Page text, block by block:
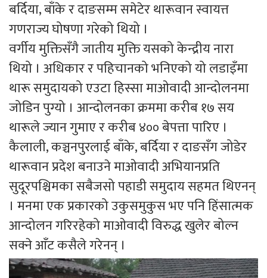
बर्दिया, बाँके र दाङसम्म समेटेर थारूवान स्वायत्त
गणराज्य घोषणा गरेको थियो ।
वर्गीय मुक्तिसँगै जातीय मुक्ति यसको केन्द्रीय नारा
थियो । अधिकार र पहिचानको भनिएको यो लडाइँमा
थारू समुदायको एउटा हिस्सा माओवादी आन्दोलनमा
जोडिन पुग्यो । आन्दोलनका क्रममा करीब १७ सय
थारूले ज्यान गुमाए र करीब ४०० बेपत्ता पारिए ।
कैलाली, कञ्चनपुरलाई बाँके, बर्दिया र दाङसँग जोडेर
थारूवान प्रदेश बनाउने माओवादी अभियानप्रति
सुदूरपश्चिमका सबैजसो पहाडी समुदाय सहमत थिएनन्
। मनमा एक प्रकारको उकुसमुकुस भए पनि हिंसात्मक
आन्दोलन गरिरहेको माओवादी विरुद्ध खुलेर बोल्न
सक्ने आँट कसैले गरेनन् ।